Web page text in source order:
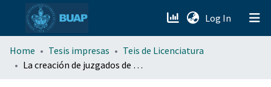
Log In (current)
menu.section.about_menu
Home Tesis impresas
Teis de Licenciatura
La creación de juzgados de arrendamiento inmobiliario en el Estado de Puebla